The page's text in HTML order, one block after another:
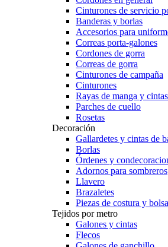
Cinturones de servicio
Banderas y borlas
Accesorios para
Correas porta-galones
Cordones de gorra
Correas de gorra
Cinturones de campaña
Cinturones
Rayas de manga y
Parches de cuello
Rosetas
Decoración
Gallardetes y cintas de
Borlas
Órdenes y
Adornos para sombreros
Llavero
Brazaletes
Piezas de costura y
Tejidos por metro
Galones y cintas
Flecos